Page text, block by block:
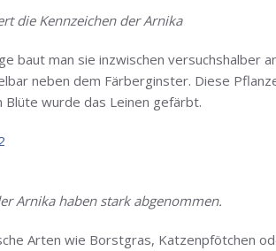
die Kennzeichen der Arnika
baut man sie inzwischen versuchshalber
neben dem Färberginster. Diese
wurde das Leinen gefärbt.
Arnika haben stark abgenommen.
Arten wie Borstgras, Katzenpfötchen